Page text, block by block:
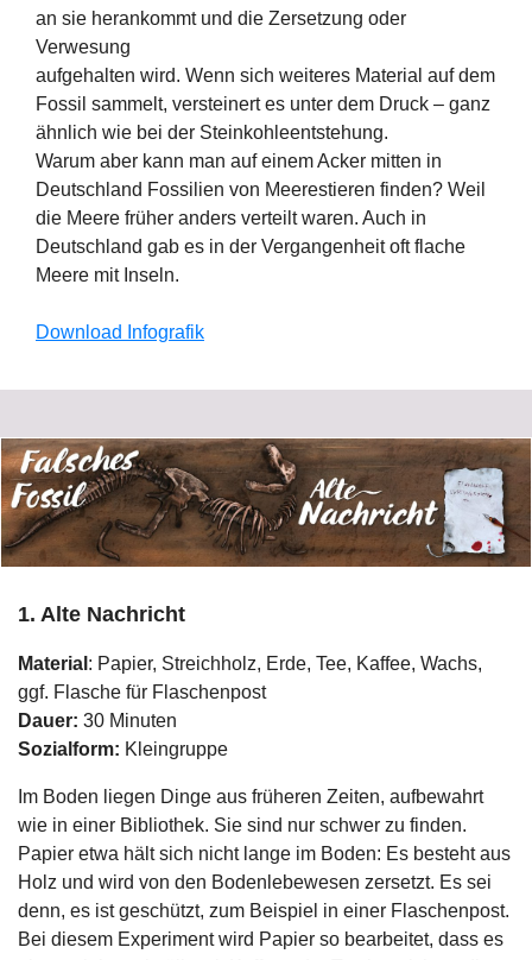
an sie herankommt und die Zersetzung oder
Verwesung
aufgehalten wird. Wenn sich weiteres Material auf dem
Fossil sammelt, versteinert es unter dem Druck – ganz
ähnlich wie bei der Steinkohleentstehung.
Warum aber kann man auf einem Acker mitten in
Deutschland Fossilien von Meerestieren finden? Weil
die Meere früher anders verteilt waren. Auch in
Deutschland gab es in der Vergangenheit oft flache
Meere mit Inseln.
Download Infografik
1. Alte Nachricht
Material : Papier, Streichholz, Erde, Tee, Kaffee, Wachs,
ggf. Flasche für Flaschenpost
Dauer: 30 Minuten
Sozialform: Kleingruppe
Im Boden liegen Dinge aus früheren Zeiten, aufbewahrt
wie in einer Bibliothek. Sie sind nur schwer zu finden.
Papier etwa hält sich nicht lange im Boden: Es besteht aus
Holz und wird von den Bodenlebewesen zersetzt. Es sei
denn, es ist geschützt, zum Beispiel in einer Flaschenpost.
Bei diesem Experiment wird Papier so bearbeitet, dass es